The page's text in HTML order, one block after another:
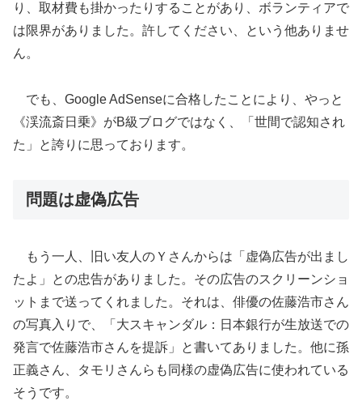
り、取材費も掛かったりすることがあり、ボランティアで
は限界がありました。許してください、という他ありませ
ん。
でも、Google AdSenseに合格したことにより、やっと
《渓流斎日乗》がB級ブログではなく、「世間で認知され
た」と誇りに思っております。
問題は虚偽広告
もう一人、旧い友人のＹさんからは「虚偽広告が出まし
たよ」との忠告がありました。その広告のスクリーンショ
ットまで送ってくれました。それは、俳優の佐藤浩市さん
の写真入りで、「大スキャンダル：日本銀行が生放送での
発言で佐藤浩市さんを提訴」と書いてありました。他に孫
正義さん、タモリさんらも同様の虚偽広告に使われている
そうです。